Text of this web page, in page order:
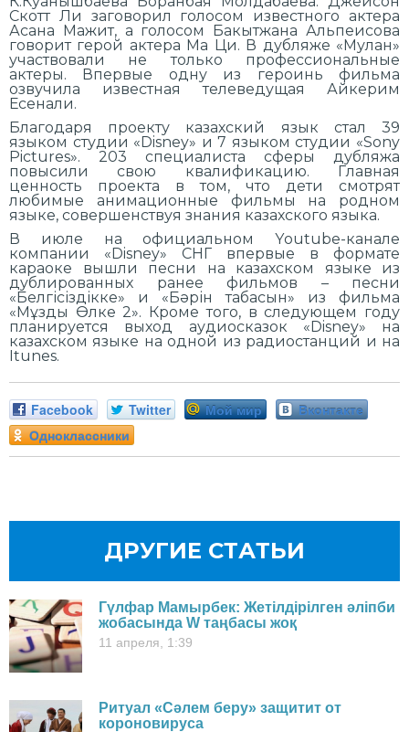
Скотт Ли заговорил голосом известного актера
Асана Мажит, а голосом Бакытжана Альпеисова
говорит герой актера Ма Ци. В дубляже «Мулан»
участвовали не только профессиональные
актеры. Впервые одну из героинь фильма
озвучила известная телеведущая Айкерим
Есенали.
Благодаря проекту казахский язык стал 39
языком студии «Disney» и 7 языком студии «Sony
Pictures». 203 специалиста сферы дубляжа
повысили свою квалификацию. Главная
ценность проекта в том, что дети смотрят
любимые анимационные фильмы на родном
языке, совершенствуя знания казахского языка.
В июле на официальном Youtube-канале
компании «Disney» СНГ впервые в формате
караоке вышли песни на казахском языке из
дублированных ранее фильмов – песни
«Белгісіздікке» и «Бәрін табасын» из фильма
«Мұзды Өлке 2». Кроме того, в следующем году
планируется выход аудиосказок «Disney» на
казахском языке на одной из радиостанций и на
Itunes.
Facebook Twitter Мой мир
Вконтакте
Одноклассники
ДРУГИЕ СТАТЬИ
Гүлфар Мамырбек: Жетілдірілген әліпби
жобасында W таңбасы жоқ
11 апреля, 1:39
Ритуал «Сәлем беру» защитит от
короновируса